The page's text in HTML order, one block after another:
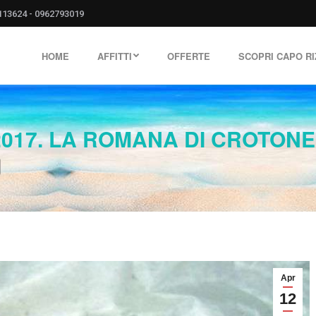
- 0962793019
HOME AFFITTI OFFERTE SCOPRI CAPO
LA ROMANA DI CROTONE
Apr
12